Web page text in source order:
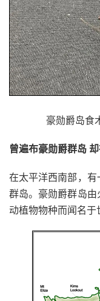
豪勋爵岛食
曾遍布豪勋爵群岛
在太平洋西南部，
群岛。豪勋爵群岛
动植物物种而闻名于